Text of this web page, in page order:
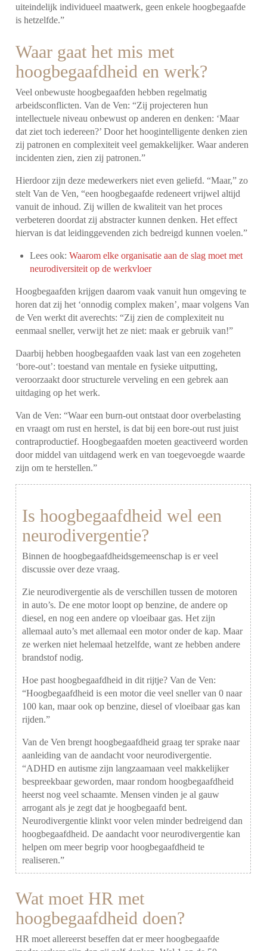
uiteindelijk individueel maatwerk, geen enkele hoogbegaafde
is hetzelfde.”
Waar gaat het mis met
hoogbegaafdheid en werk?
Veel onbewuste hoogbegaafden hebben regelmatig
arbeidsconflicten. Van de Ven: “Zij projecteren hun
intellectuele niveau onbewust op anderen en denken: ‘Maar
dat ziet toch iedereen?’ Door het hoogintelligente denken zien
zij patronen en complexiteit veel gemakkelijker. Waar anderen
incidenten zien, zien zij patronen.”
Hierdoor zijn deze medewerkers niet even geliefd. “Maar,” zo
stelt Van de Ven, “een hoogbegaafde redeneert vrijwel altijd
vanuit de inhoud. Zij willen de kwaliteit van het proces
verbeteren doordat zij abstracter kunnen denken. Het effect
hiervan is dat leidinggevenden zich bedreigd kunnen voelen.”
Lees ook:Waarom elke organisatie aan de slag moet met
neurodiversiteit op de werkvloer
Hoogbegaafden krijgen daarom vaak vanuit hun omgeving te
horen dat zij het ‘onnodig complex maken’, maar volgens Van
de Ven werkt dit averechts: “Zij zien de complexiteit nu
eenmaal sneller, verwijt het ze niet: maak er gebruik van!”
Daarbij hebben hoogbegaafden vaak last van een zogeheten
‘bore-out’: toestand van mentale en fysieke uitputting,
veroorzaakt door structurele verveling en een gebrek aan
uitdaging op het werk.
Van de Ven: “Waar een burn-out ontstaat door overbelasting
en vraagt om rust en herstel, is dat bij een bore-out rust juist
contraproductief. Hoogbegaafden moeten geactiveerd worden
door middel van uitdagend werk en van toegevoegde waarde
zijn om te herstellen.”
Is hoogbegaafdheid wel een
neurodivergentie?
Binnen de hoogbegaafdheidsgemeenschap is er veel
discussie over deze vraag.
Zie neurodivergentie als de verschillen tussen de motoren
in auto’s. De ene motor loopt op benzine, de andere op
diesel, en nog een andere op vloeibaar gas. Het zijn
allemaal auto’s met allemaal een motor onder de kap. Maar
ze werken niet helemaal hetzelfde, want ze hebben andere
brandstof nodig.
Hoe past hoogbegaafdheid in dit rijtje? Van de Ven:
“Hoogbegaafdheid is een motor die veel sneller van 0 naar
100 kan, maar ook op benzine, diesel of vloeibaar gas kan
rijden.”
Van de Ven brengt hoogbegaafdheid graag ter sprake naar
aanleiding van de aandacht voor neurodivergentie.
“ADHD en autisme zijn langzaamaan veel makkelijker
bespreekbaar geworden, maar rondom hoogbegaafdheid
heerst nog veel schaamte. Mensen vinden je al gauw
arrogant als je zegt dat je hoogbegaafd bent.
Neurodivergentie klinkt voor velen minder bedreigend dan
hoogbegaafdheid. De aandacht voor neurodivergentie kan
helpen om meer begrip voor hoogbegaafdheid te
realiseren.”
Wat moet HR met
hoogbegaafdheid doen?
HR moet allereerst beseffen dat er meer hoogbegaafde